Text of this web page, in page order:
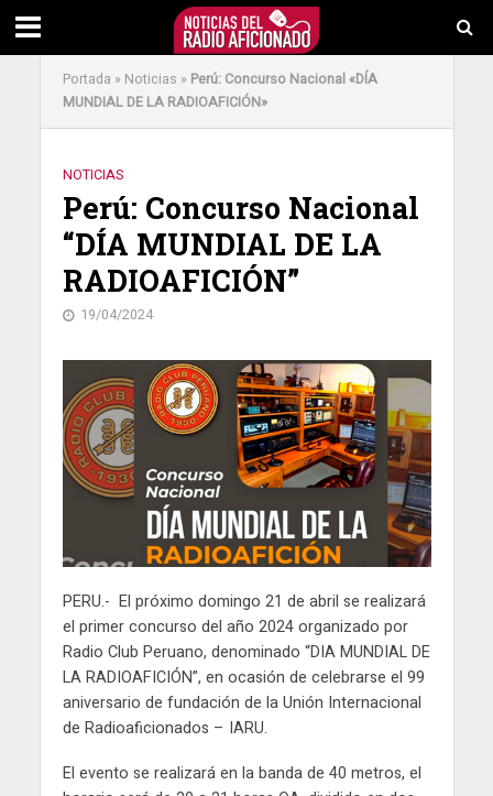
Portada » Noticias » Perú: Concurso Nacional «DÍA
MUNDIAL DE LA RADIOAFICIÓN»
NOTICIAS
Perú: Concurso Nacional
“DÍA MUNDIAL DE LA
RADIOAFICIÓN”
19/04/2024
PERU.- El próximo domingo 21 de abril se realizará
el primer concurso del año 2024 organizado por
Radio Club Peruano, denominado “DIA MUNDIAL DE
LA RADIOAFICIÓN”, en ocasión de celebrarse el 99
aniversario de fundación de la Unión Internacional
de Radioaficionados – IARU.
El evento se realizará en la banda de 40 metros, el